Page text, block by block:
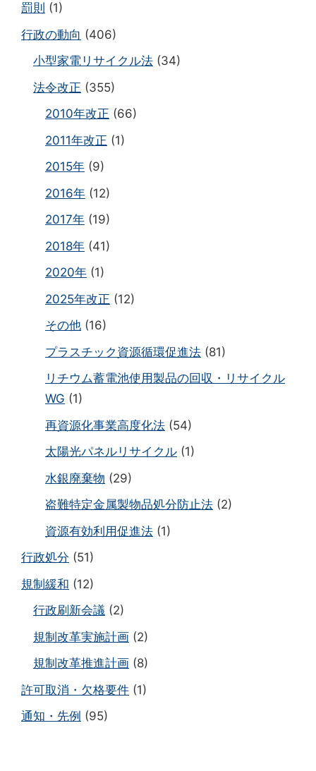
罰則 (1)
行政の動向 (406)
小型家電リサイクル法 (34)
法令改正 (355)
2010年改正 (66)
2011年改正 (1)
2015年 (9)
2016年 (12)
2017年 (19)
2018年 (41)
2020年 (1)
2025年改正 (12)
その他 (16)
プラスチック資源循環促進法 (81)
リチウム蓄電池使用製品の回収・リサイクル
WG (1)
再資源化事業高度化法 (54)
太陽光パネルリサイクル (1)
水銀廃棄物 (29)
盗難特定金属製物品処分防止法 (2)
資源有効利用促進法 (1)
行政処分 (51)
規制緩和 (12)
行政刷新会議 (2)
規制改革実施計画 (2)
規制改革推進計画 (8)
許可取消・欠格要件 (1)
通知・先例 (95)